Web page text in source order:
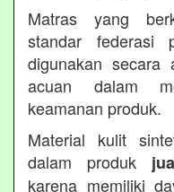
Matras yang
standar federasi
digunakan secara
acuan dalam
keamanan produk.
Material kulit
dalam produk
karena memiliki